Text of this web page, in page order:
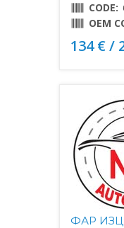
CODE:
OEM
134 € /
ФАР